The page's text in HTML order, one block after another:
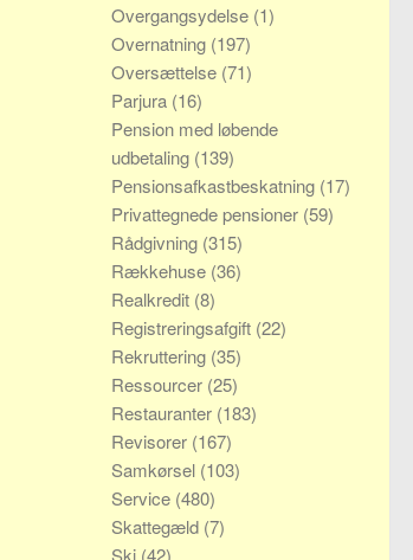
Overgangsydelse (1)
Overnatning (197)
Oversættelse (71)
Parjura (16)
Pension med løbende
udbetaling (139)
Pensionsafkastbeskatning (17)
Privattegnede pensioner (59)
Rådgivning (315)
Rækkehuse (36)
Realkredit (8)
Registreringsafgift (22)
Rekruttering (35)
Ressourcer (25)
Restauranter (183)
Revisorer (167)
Samkørsel (103)
Service (480)
Skattegæld (7)
Ski (42)